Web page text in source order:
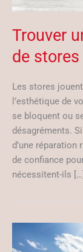
Trouver
de
Les stores
l’esthétique de
se bloquent ou
désagréments.
d’une réparation
de confiance
nécessitent-ils […]